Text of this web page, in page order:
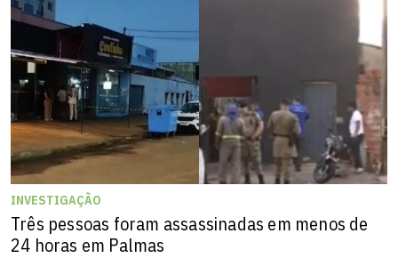
INVESTIGAÇÃO
Três pessoas foram assassinadas em menos de
24 horas em Palmas